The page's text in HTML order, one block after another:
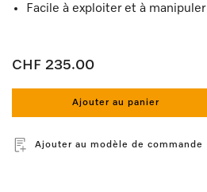
Facile à exploiter et à manipuler
CHF 235.00
Ajouter au panier
Ajouter au modèle de commande